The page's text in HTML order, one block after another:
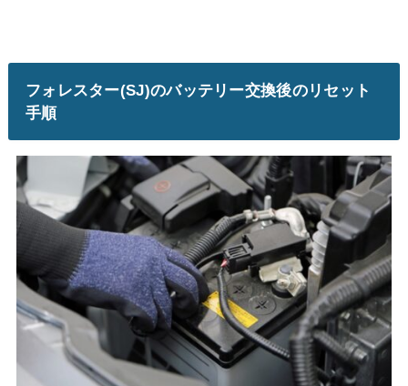
フォレスター(SJ)のバッテリー交換後のリセット
手順